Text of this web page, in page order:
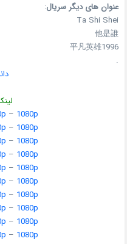
عنوان های دیگر سریال:
Ta Shi Shei
他是誰
平凡英雄1996
.
– 1080p
– 1080p
– 1080p
– 1080p
– 1080p
– 1080p
– 1080p
– 1080p
– 1080p
– 1080p